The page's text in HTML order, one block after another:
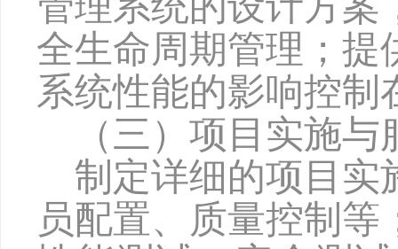
全生命周期管理 ； 提
系统性能的影响控制
（三）项目实施
制定详细的项目实
员配置、质量控制等